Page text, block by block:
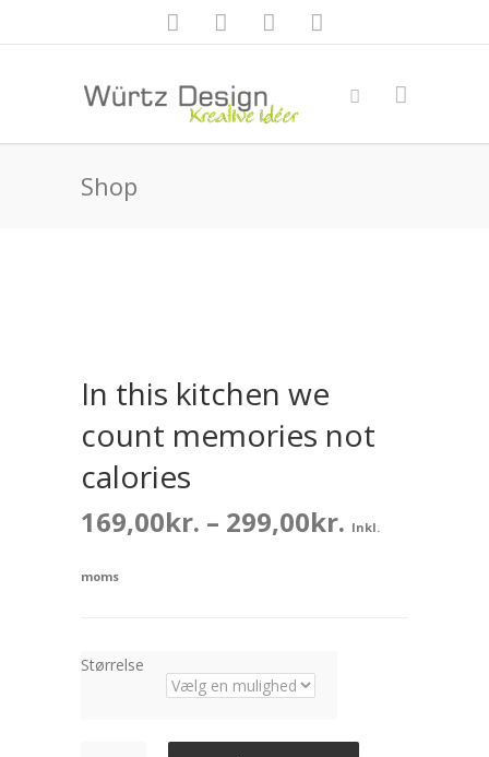
Shop
In this kitchen we
count memories not
calories
169,00kr. – 299,00kr. Inkl.
moms
Størrelse